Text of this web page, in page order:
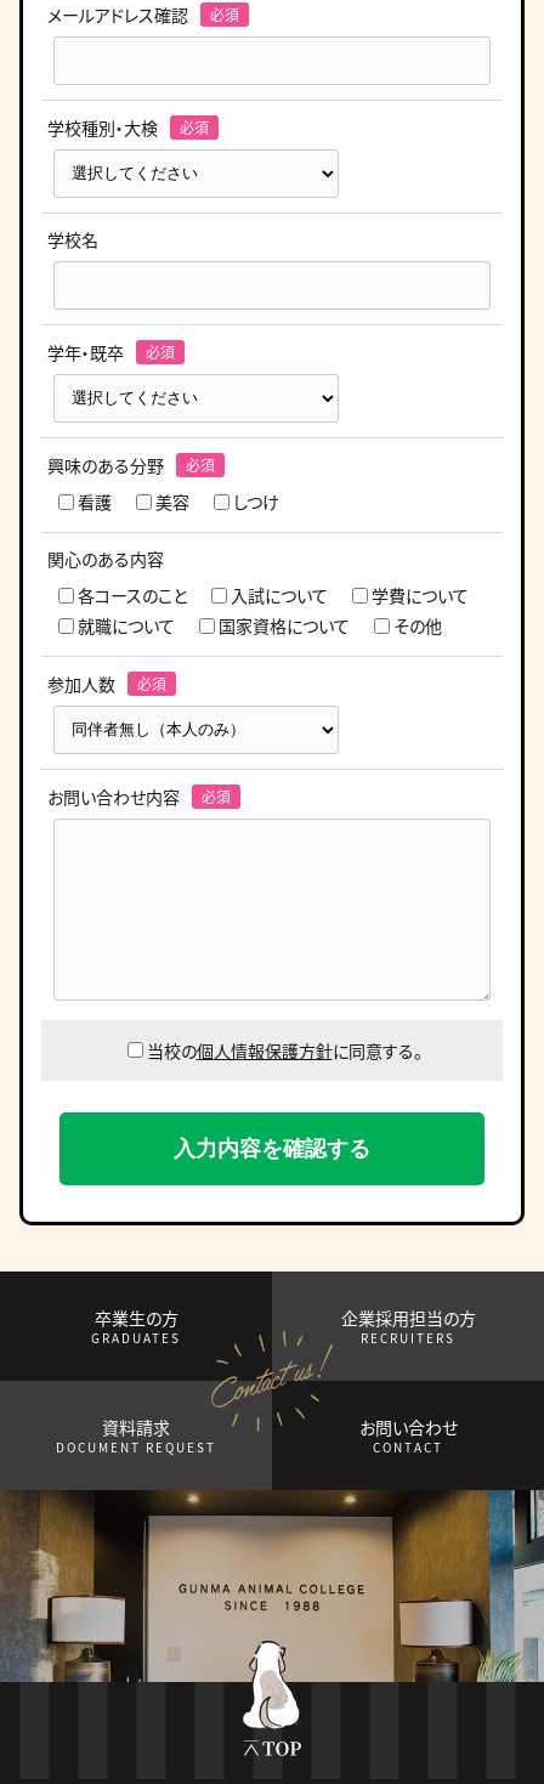
メールアドレス確認
学校種別・大検
学校名
学年・既卒
興味のある分野
看護
美容 しつけ
関心のある内容
各コースのこと
入試について
学費について
就職について
国家資格について その他
参加人数
お問い合わせ内容
当校の個人情報保護方針に同意する。
卒業生の方
GRADUATES
企業採用担当の方
RECRUITERS
資料請求
DOCUMENT REQUEST
お問い合わせ
CONTACT